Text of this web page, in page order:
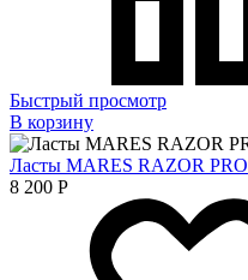
Быстрый просмотр
В корзину
Ласты MARES RAZOR PRO
8 200 Р